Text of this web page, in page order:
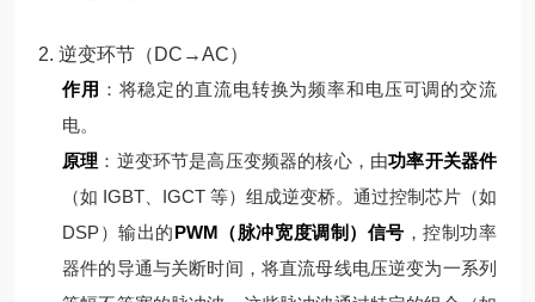
2. 逆变环节（DC→AC）
作用 ：将稳定的直流电转换为频率和电压可调的交流
电。
原理 ： 逆变环节是高压变频器的核心，由功率开关器件
（如 IGBT、IGCT 等）组成逆变桥。通过控制芯片（如
DSP）输出的PWM（脉冲宽度调制）信号 ，控制功率
器件的导通与关断时间，将直流母线电压逆变为一系列